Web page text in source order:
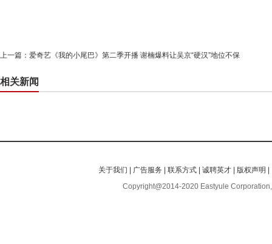
上一篇： 爱奇艺《我的小尾巴》第二季开播 谢楠爆料让吴京“硬汉”地位不保
相关新闻
关于我们 | 广告服务 |联系方式 |诚聘英才 | 版权声明 |
Copyright@2014-2020 Eastyule